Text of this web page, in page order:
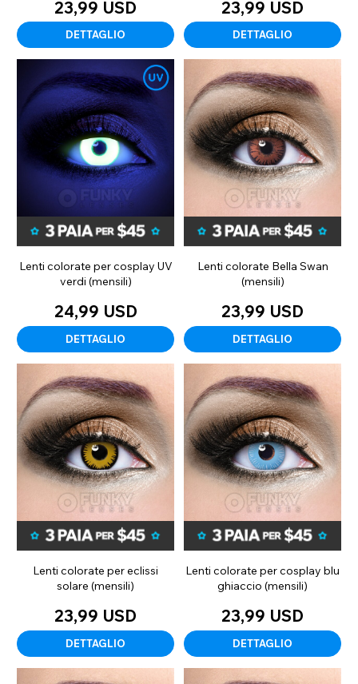
23,99 USD
DETTAGLIO
23,99 USD
DETTAGLIO
Lenti colorate per cosplay UV
verdi (mensili)
24,99 USD
DETTAGLIO
Lenti colorate Bella Swan
(mensili)
23,99 USD
DETTAGLIO
Lenti colorate per eclissi
solare (mensili)
23,99 USD
DETTAGLIO
Lenti colorate per cosplay blu
ghiaccio (mensili)
23,99 USD
DETTAGLIO